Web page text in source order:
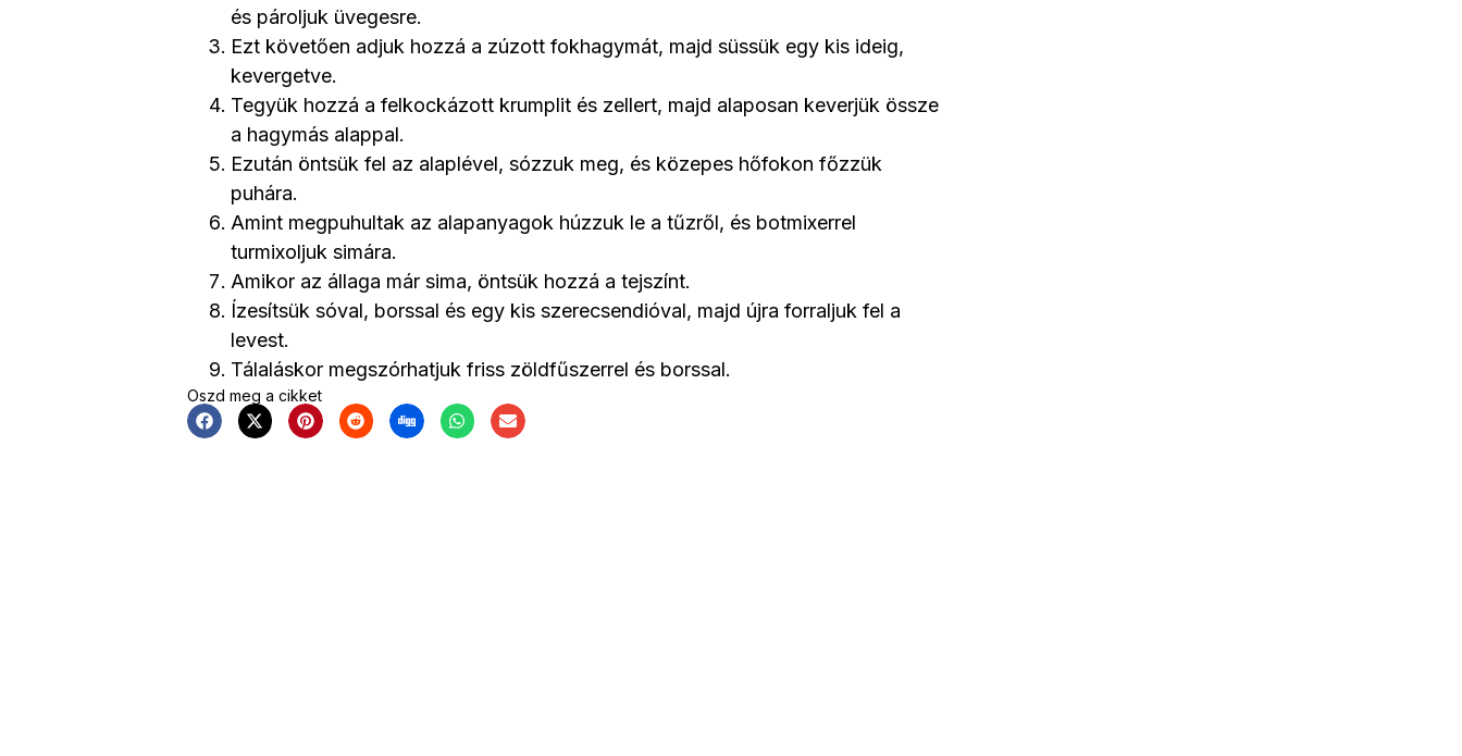
és pároljuk üvegesre.
Ezt követően adjuk hozzá a zúzott fokhagymát, majd süssük egy kis ideig,
kevergetve.
Tegyük hozzá a felkockázott krumplit és zellert, majd alaposan keverjük össze
a hagymás alappal.
Ezután öntsük fel az alaplével, sózzuk meg, és közepes hőfokon főzzük
puhára.
Amint megpuhultak az alapanyagok húzzuk le a tűzről, és botmixerrel
turmixoljuk simára.
Amikor az állaga már sima, öntsük hozzá a tejszínt.
Ízesítsük sóval, borssal és egy kis szerecsendióval, majd újra forraljuk fel a
levest.
Tálaláskor megszórhatjuk friss zöldfűszerrel és borssal.
Oszd meg a cikket